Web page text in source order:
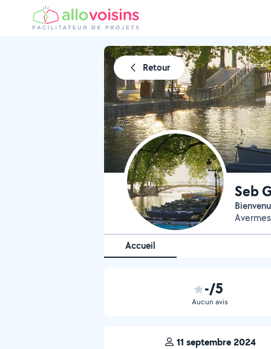
Retour
Seb
Avermes
Accueil
-/5
Aucun avis
11 septembre 2024